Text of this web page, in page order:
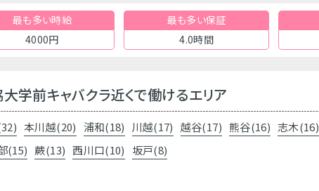
最も多い時給
4000円
最も多い保証
4.0時間
学前キャバクラ近くで働けるエリア
本川越(20) 浦和(18) 川越(17) 越谷(17) 熊谷(16) 志木(16)
(15) 蕨(13) 西川口(10)
坂戸(8)